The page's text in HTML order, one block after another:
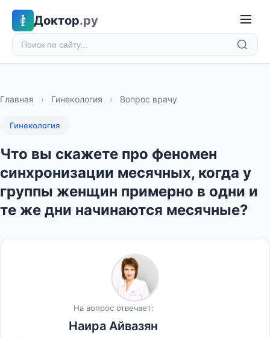
Доктор.ру
Главная › Гинекология › Вопрос врачу
Гинекология
Что вы скажете про феномен
синхронизации месячных, когда у
группы женщин примерно в одни и
те же дни начинаются месячные?
На вопрос отвечает:
Наира Айвазян